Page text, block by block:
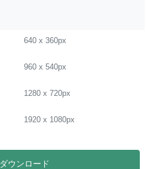
640x 360px
960x 540px
1280x 720px
1920x 1080px
ダウンロード